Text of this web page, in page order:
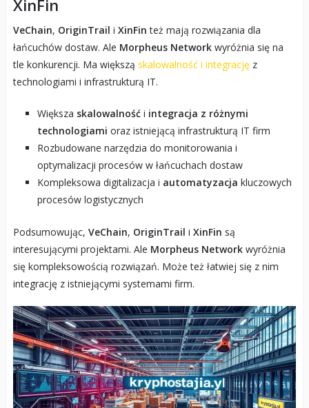
XinFin
VeChain, OriginTrail i XinFin też mają rozwiązania dla
łańcuchów dostaw. Ale Morpheus Networkwyróżnia się na
tle konkurencji. Ma większą skalowalność i integracjęz
technologiami i infrastrukturą IT.
Większa skalowalnośći integracja z różnymi
technologiami oraz istniejącą infrastrukturą IT firm
Rozbudowane narzędzia do monitorowania i
optymalizacji procesów w łańcuchach dostaw
Kompleksowa digitalizacja i automatyzacja kluczowych
procesów logistycznych
Podsumowując, VeChain, OriginTrail i XinFin są
interesującymi projektami. Ale Morpheus Networkwyróżnia
się kompleksowością rozwiązań. Może też łatwiej się z nim
integrację z istniejącymi systemami firm.